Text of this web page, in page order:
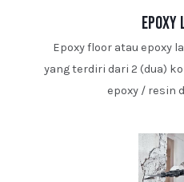
Epoxy floor atau epoxy
yang terdiri dari 2 (dua)
epoxy / resin